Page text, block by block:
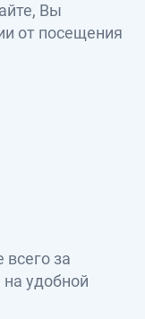
Вы
от посещения
за
удобной